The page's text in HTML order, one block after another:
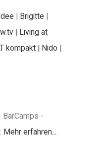
| Brigitte |
| Living at
kompakt | Nido |
-
Mehr erfahren...